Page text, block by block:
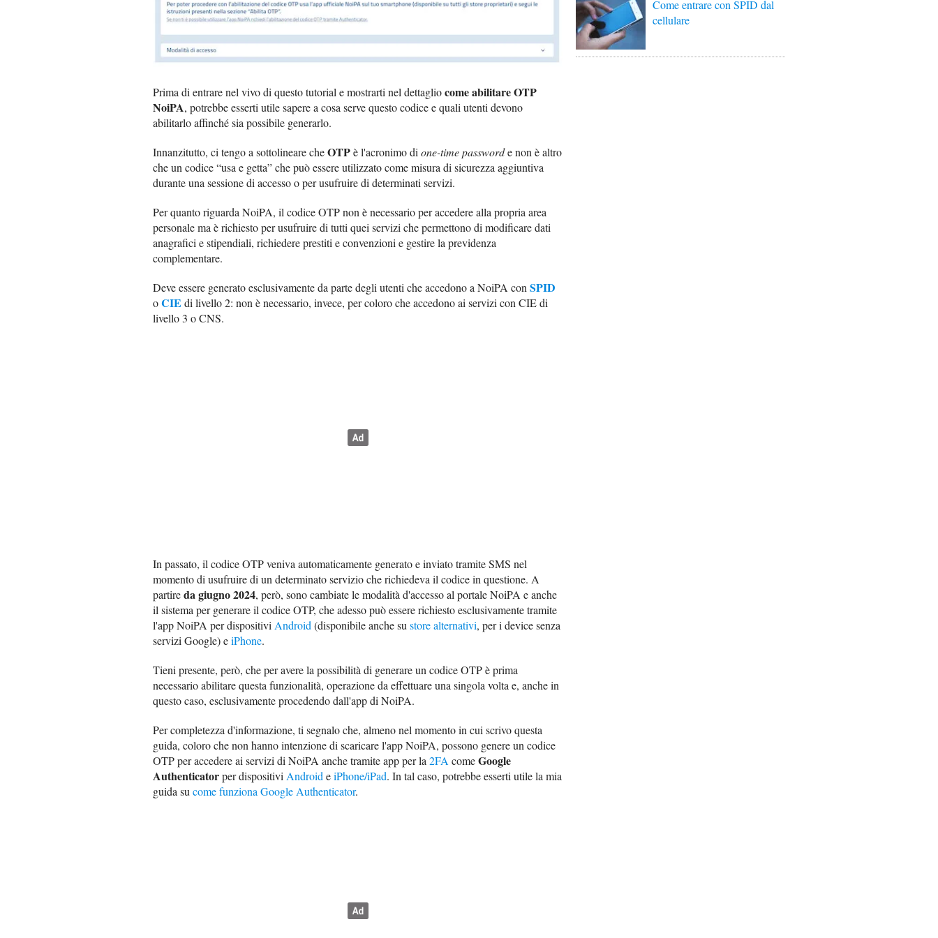
Prima di entrare nel vivo di questo tutorial e mostrarti nel dettagliocome abilitare OTP
NoiPA, potrebbe esserti utile sapere a cosa serve questo codice e quali utenti devono
abilitarlo affinché sia possibile generarlo.
Innanzitutto, ci tengo a sottolineare cheOTPè l'acronimo dione-time passworde non è altro
che un codice “usa e getta” che può essere utilizzato come misura di sicurezza aggiuntiva
durante una sessione di accesso o per usufruire di determinati servizi.
Per quanto riguarda NoiPA, il codice OTP non è necessario per accedere alla propria area
personale ma è richiesto per usufruire di tutti quei servizi che permettono di modificare dati
anagrafici e stipendiali, richiedere prestiti e convenzioni e gestire la previdenza
complementare.
Deve essere generato esclusivamente da parte degli utenti che accedono a NoiPA conSPID
oCIE di livello 2: non è necessario, invece, per coloro che accedono ai servizi con CIE di
livello 3 o CNS.
In passato, il codice OTP veniva automaticamente generato e inviato tramite SMS nel
momento di usufruire di un determinato servizio che richiedeva il codice in questione. A
partireda giugno 2024, però, sono cambiate le modalità d'accesso al portale NoiPA e anche
il sistema per generare il codice OTP, che adesso può essere richiesto esclusivamente tramite
l'app NoiPA per dispositiviAndroid(disponibile anche sustore alternativi, per i device senza
servizi Google) eiPhone.
Tieni presente, però, che per avere la possibilità di generare un codice OTP è prima
necessario abilitare questa funzionalità, operazione da effettuare una singola volta e, anche in
questo caso, esclusivamente procedendo dall'app di NoiPA.
Per completezza d'informazione, ti segnalo che, almeno nel momento in cui scrivo questa
guida, coloro che non hanno intenzione di scaricare l'app NoiPA, possono genere un codice
OTP per accedere ai servizi di NoiPA anche tramite app per la2FAcomeGoogle
Authenticatorper dispositiviAndroideiPhone/iPad. In tal caso, potrebbe esserti utile la mia
guida sucome funziona Google Authenticator.
Come entrare con SPID dal
cellulare